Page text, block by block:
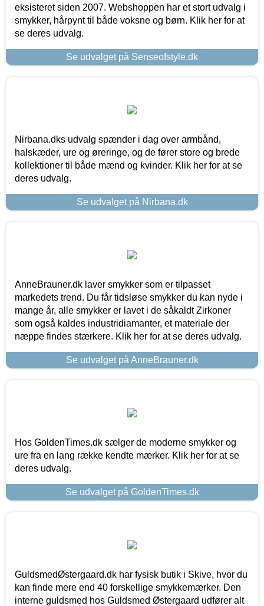
eksisteret siden 2007. Webshoppen har et stort udvalg i
smykker, hårpynt til både voksne og børn. Klik her for at
se deres udvalg.
Se udvalget på Senseofstyle.dk
Nirbana.dks udvalg spænder i dag over armbånd,
halskæder, ure og øreringe, og de fører store og brede
kollektioner til både mænd og kvinder. Klik her for at se
deres udvalg.
Se udvalget på Nirbana.dk
AnneBrauner.dk laver smykker som er tilpasset
markedets trend. Du får tidsløse smykker du kan nyde i
mange år, alle smykker er lavet i de såkaldt Zirkoner
som også kaldes industridiamanter, et materiale der
næppe findes stærkere. Klik her for at se deres udvalg.
Se udvalget på AnneBrauner.dk
Hos GoldenTimes.dk sælger de moderne smykker og
ure fra en lang række kendte mærker. Klik her for at se
deres udvalg.
Se udvalget på GoldenTimes.dk
GuldsmedØstergaard.dk har fysisk butik i Skive, hvor du
kan finde mere end 40 forskellige smykkemærker. Den
interne guldsmed hos Guldsmed Østergaard udfører alt